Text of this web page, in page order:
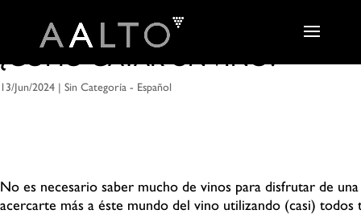
¿CÓMO CATAR UN VINO?
13/Jun/2024 Sin Categoría - Español
No es necesario saber mucho de vinos para disfrutar de
acercarte más a éste mundo del vino utilizando (casi) todos